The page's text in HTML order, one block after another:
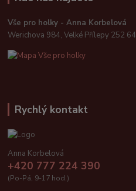
Vše pro holky - Anna Korbelová
Werichova 984, Velké Přílepy 252 64
Rychlý kontakt
Anna Korbelová
+420 777 224 390
(Po-Pá, 9-17 hod.)